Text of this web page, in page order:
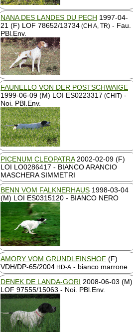
NANA DES LANDES DU PECH 1997-04-
21 (F) LOF 78652/13734 (CH A, TR) - Fau.
PBl.Env.
FAUNELLO VON DER POSTSCHWAIGE
1999-06-09 (M) LOI ES0223317 (CHIT) -
Noi. PBl.Env.
PICENUM CLEOPATRA2002-02-09 (F)
LOI LO0286417 - BIANCO ARANCIO
MASCHERA SIMMETRI
BENN VOM FALKNERHAUS 1998-03-04
(M) LOI ES0315120 - BIANCO NERO
AMORY VOM GRUNDLEINSHOF (F)
VDH/DP-65/2004 HD-A - bianco marrone
DENEK DE LANDA-GORI 2008-06-03 (M)
LOF 97555/15063 - Noi. PBl.Env.